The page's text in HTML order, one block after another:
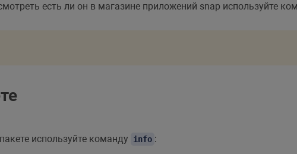
есть ли он в магазине приложений snap используйте
используйте команду info :